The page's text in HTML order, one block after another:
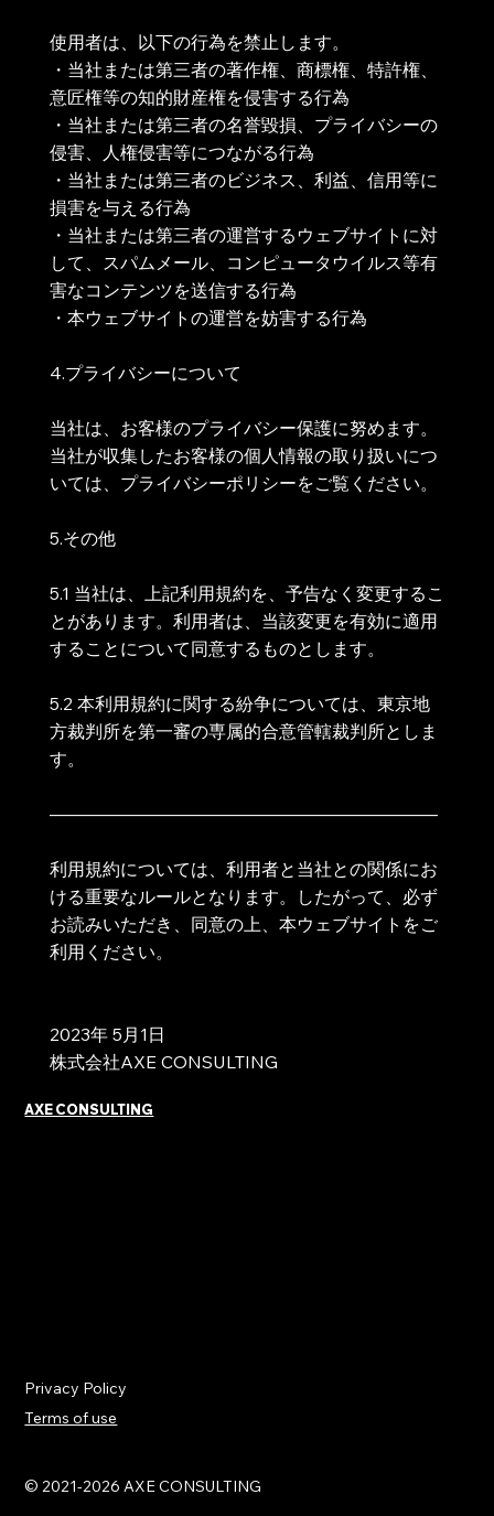
使用者は、以下の行為を禁止します。
・当社または第三者の著作権、商標権、特許権、
意匠権等の知的財産権を侵害する行為
・当社または第三者の名誉毀損、プライバシーの
侵害、人権侵害等につながる行為
・当社または第三者のビジネス、利益、信用等に
損害を与える行為
・当社または第三者の運営するウェブサイトに対
して、スパムメール、コンピュータウイルス等有
害なコンテンツを送信する行為
・本ウェブサイトの運営を妨害する行為
4.プライバシーについて
当社は、お客様のプライバシー保護に努めます。
当社が収集したお客様の個人情報の取り扱いにつ
いては、プライバシーポリシーをご覧ください。
5.その他
5.1 当社は、上記利用規約を、予告なく変更するこ
とがあります。利用者は、当該変更を有効に適用
することについて同意するものとします。
5.2 本利用規約に関する紛争については、東京地
方裁判所を第一審の専属的合意管轄裁判所としま
す。
――――――――――――――――――――――
利用規約については、利用者と当社との関係にお
ける重要なルールとなります。したがって、必ず
お読みいただき、同意の上、本ウェブサイトをご
利用ください。
2023年 5月1日
​株式会社AXE CONSULTING
AXE CONSULTING
© 2021-2026 AXE CONSULTING
Privacy Policy
Terms of use